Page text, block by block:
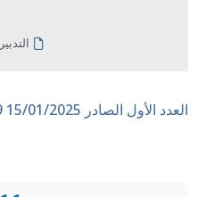
العدد الأول الصادر 15/01/2025